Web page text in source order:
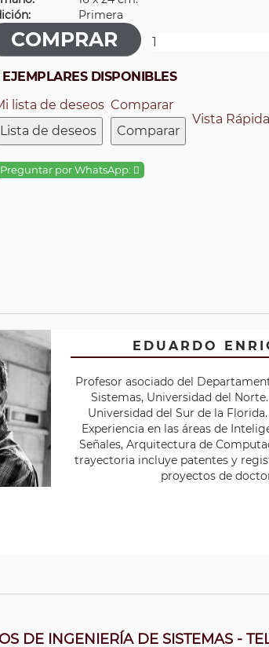
Primera
EJEMPLARES DISPONIBLES
lista de deseos
Lista de deseos
Comparar
Comparar
Vista Rápida
Preguntar por WhatsApp:
EDUARDO
Profesor asociado del
Sistemas, Universidad del
Universidad del Sur de la
Experiencia en las áreas de
Señales, Arquitectura de
trayectoria incluye patentes y
proyectos de
ROSA GAMARRA
en Ingeniería de Sistemas y
electrónica, ingeniera electrónica e ingeniera
Norte (Colombia). Ha participado en la
investigación, así como en la asesoría de tesis
Áreas de experticia: Procesamiento digital
inteligentes y Aprendizaje automático.
RUBÉN DARÍO CASTRO CALVO
Universidad del Norte (Colombia). Posee
información para empresas, minería de datos y
Cuenta con publicaciones y ponencias
académicos nacionales.
de este autor
DE INGENIERÍA DE SISTEMAS -